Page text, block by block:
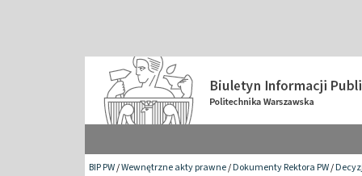
BIP PW/Wewnętrzne akty prawne/Dokumenty Rektora PW/